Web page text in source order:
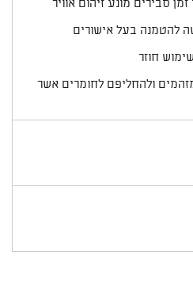
להטמנה בעל אישורים
חוזר
ולהחליפם לחומרים אשר